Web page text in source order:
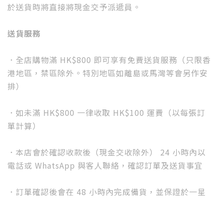
於送貨時將直接將現金交予派遞員。
送貨服務
．全店購物滿 HK$800 即可享有免費送貨服務（只限香
港地區，禁區除外。特別地區如離島或馬灣等會另作安
排）
．如未滿 HK$800 一律收取 HK$100 運費（以每張訂
單計算）
．本店會於確認收款後（現金交收除外） 24 小時內以
電話或 WhatsApp 與客人聯絡，確認訂單及送貨事宜
．訂單確認後會在 48 小時內完成備貨，並保證於一星